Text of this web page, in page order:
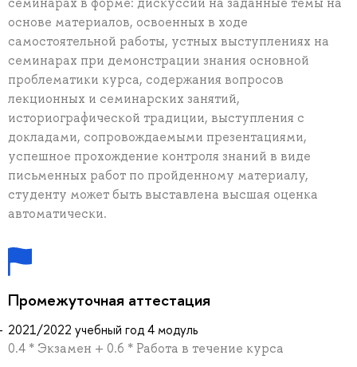
основе материалов, освоенных в ходе
самостоятельной работы, устных выступлениях на
семинарах при демонстрации знания основной
проблематики курса, содержания вопросов
лекционных и семинарских занятий,
историографической традиции, выступления с
докладами, сопровождаемыми презентациями,
успешное прохождение контроля знаний в виде
письменных работ по пройденному материалу,
студенту может быть выставлена высшая оценка
автоматически.
Промежуточная аттестация
2021/2022 учебный год 4 модуль
0.4 * Экзамен + 0.6 * Работа в течение курса